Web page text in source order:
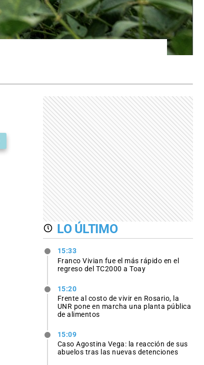
LO ÚLTIMO
15:33
Franco Vivian fue el más rápido en el
regreso del TC2000 a Toay
15:20
Frente al costo de vivir en Rosario, la
UNR pone en marcha una planta pública
de alimentos
15:09
Caso Agostina Vega: la reacción de sus
abuelos tras las nuevas detenciones